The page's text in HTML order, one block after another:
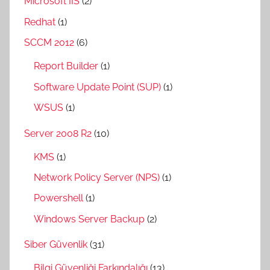
Redhat (1)
SCCM 2012 (6)
Report Builder (1)
Software Update Point (SUP) (1)
WSUS (1)
Server 2008 R2 (10)
KMS (1)
Network Policy Server (NPS) (1)
Powershell(1)
Windows Server Backup (2)
Siber Güvenlik (31)